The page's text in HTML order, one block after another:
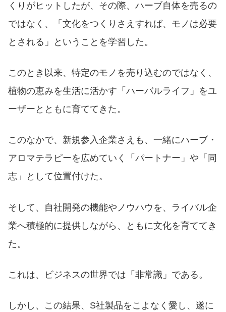
くりがヒットしたが、その際、ハーブ自体を売るの
ではなく、「文化をつくりさえすれば、モノは必要
とされる」ということを学習した。
このとき以来、特定のモノを売り込むのではなく、
植物の恵みを生活に活かす「ハーバルライフ」をユ
ーザーとともに育ててきた。
このなかで、新規参入企業さえも、一緒にハーブ・
アロマテラピーを広めていく「パートナー」や「同
志」として位置付けた。
そして、自社開発の機能やノウハウを、ライバル企
業へ積極的に提供しながら、ともに文化を育ててき
た。
これは、ビジネスの世界では「非常識」である。
しかし、この結果、S社製品をこよなく愛し、遂に